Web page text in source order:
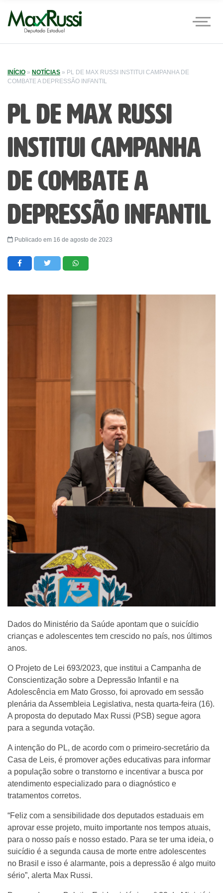
INÍCIO » NOTÍCIAS » PL DE MAX RUSSI INSTITUI CAMPANHA DE
COMBATE A DEPRESSÃO INFANTIL
PL de Max Russi
institui campanha
de combate a
depressão infantil
Publicado em 16 de agosto de 2023
Dados do Ministério da Saúde apontam que o suicídio
crianças e adolescentes tem crescido no país, nos últimos
anos.
O Projeto de Lei 693/2023, que institui a Campanha de
Conscientização sobre a Depressão Infantil e na
Adolescência em Mato Grosso, foi aprovado em sessão
plenária da Assembleia Legislativa, nesta quarta-feira (16).
A proposta do deputado Max Russi (PSB) segue agora
para a segunda votação.
A intenção do PL, de acordo com o primeiro-secretário da
Casa de Leis, é promover ações educativas para informar
a população sobre o transtorno e incentivar a busca por
atendimento especializado para o diagnóstico e
tratamentos corretos.
“Feliz com a sensibilidade dos deputados estaduais em
aprovar esse projeto, muito importante nos tempos atuais,
para o nosso país e nosso estado. Para se ter uma ideia, o
suicídio é a segunda causa de morte entre adolescentes
no Brasil e isso é alarmante, pois a depressão é algo muito
sério”, alerta Max Russi.